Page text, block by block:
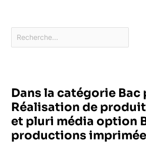
Dans la catégorie Bac
Réalisation de
et pluri média option
productions